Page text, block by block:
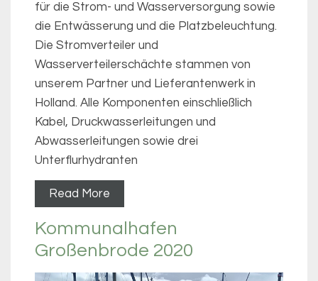
für die Strom- und Wasserversorgung sowie
die Entwässerung und die Platzbeleuchtung.
Die Stromverteiler und
Wasserverteilerschächte stammen von
unserem Partner und Lieferantenwerk in
Holland. Alle Komponenten einschließlich
Kabel, Druckwasserleitungen und
Abwasserleitungen sowie drei
Unterflurhydranten
Read More
Kommunalhafen
Großenbrode 2020